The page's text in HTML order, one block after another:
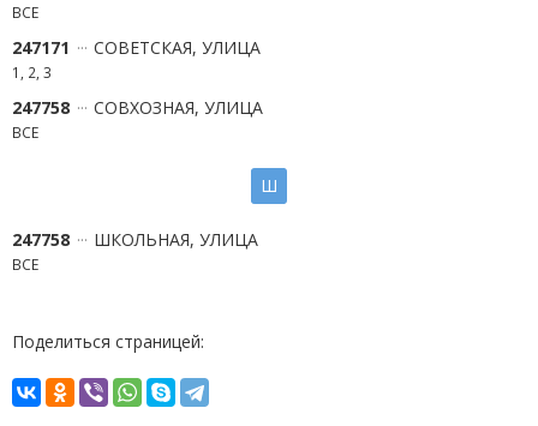
ВСЕ
247171 СОВЕТСКАЯ, УЛИЦА
1, 2, 3
247758 СОВХОЗНАЯ, УЛИЦА
ВСЕ
Ш
247758 ШКОЛЬНАЯ, УЛИЦА
ВСЕ
Поделиться страницей: